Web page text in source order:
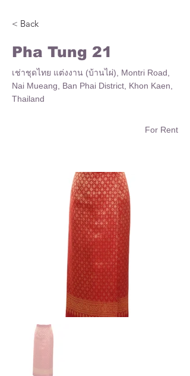
< Back
Pha Tung 21
เช่าชุดไทย แต่งงาน (บ้านไผ่), Montri Road,
Nai Mueang, Ban Phai District, Khon Kaen,
Thailand
For Rent